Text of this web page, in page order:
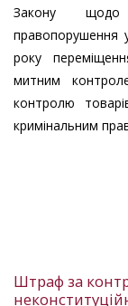
Закону щодо
правопорушення
року
митним
контролю
кримінальним
Штраф за